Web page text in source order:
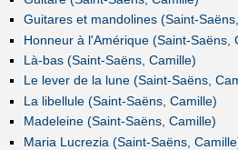
Guitares et mandolines (Saint-
Honneur à l'Amérique (Saint-Saëns,
Là-bas (Saint-Saëns, Camille)
Le lever de la lune (Saint-Saëns,
La libellule (Saint-Saëns, Camille)
Madeleine (Saint-Saëns, Camille)
Maria Lucrezia (Saint-Saëns,